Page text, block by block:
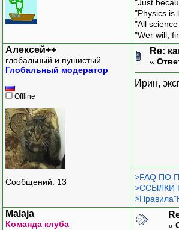
"Just
"Physics is
"All
"Wer will,
Алексей++
глобальный и пушистый
Глобальный модератор
Offline
Сообщений: 13
Re:
«
Ирин,
>FAQ ПО
>ССЫЛКИ
Malaja
Команда клуба «